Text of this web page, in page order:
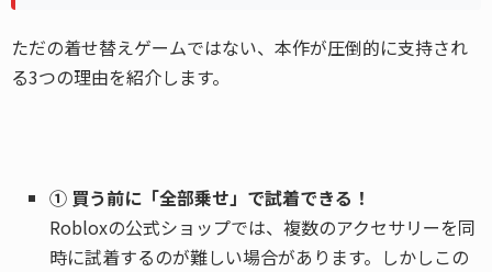
ただの着せ替えゲームではない、本作が圧倒的に支持され
る3つの理由を紹介します。
① 買う前に「全部乗せ」で試着できる！
Robloxの公式ショップでは、複数のアクセサリーを同
時に試着するのが難しい場合があります。しかしこの